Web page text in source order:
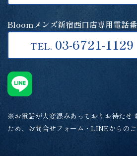
Bloomメンズ新宿西口店専用電話
TEL. 03-6721-1129
※お電話が大変混みあっておりお待たせ
ため、お問合せフォーム・LINEからのご